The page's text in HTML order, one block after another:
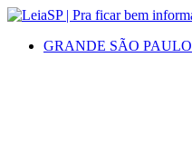
GRANDE SÃO PAULO